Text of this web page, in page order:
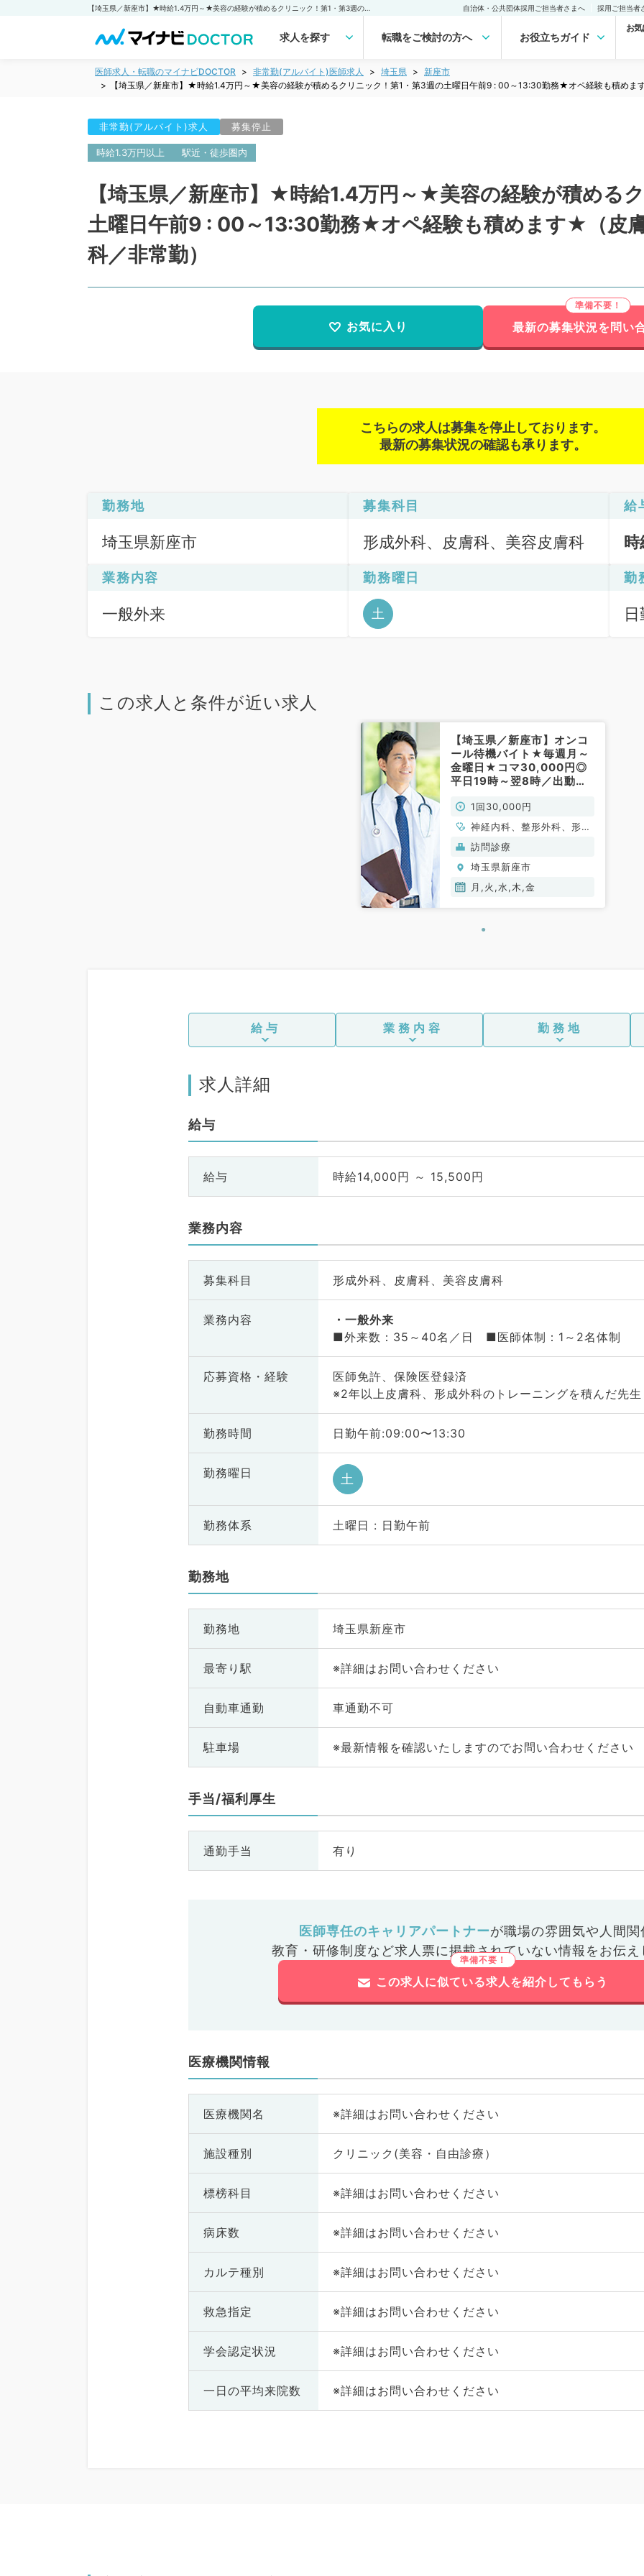
自治体・公共団体採用ご担当者さまへ 採用ご担当者
求人を探す 転職をご検討の方へ お役立ちガイド
お
医師求人・転職のマイナビDOCTOR 非常勤(アルバイト)医師求人 埼玉県
新座市
【埼玉県／新座市】★時給1.4万円～★美容の経験が積めるクリニック！第1・第3週の土曜日午前9 : 00～13:30勤務★オペ経験も積めま
非常勤(アルバイト)求人 募集停止
時給1.3万円以上 駅近・徒歩圏内
【埼玉県／新座市】★時給1.4万円～★美容の経験が積める
土曜日午前9 : 00～13:30勤務★オペ経験も積めます★（皮
科／非常勤）
お気に入り 最新の募集状況を問い
こちらの求人は募集を停止しております。
最新の募集状況の確認も承ります。
勤務地
埼玉県新座市
募集科目
形成外科、皮膚科、美容皮膚科
給
業務内容
一般外来
勤務曜日
土
勤
この求人と条件が近い求人
【埼玉県／新座市】オンコ
ール待機バイト★毎週月～
金曜日★コマ30,000円◎
平日19時～翌8時／出動手
非常勤）
1回30,000円
神経内科、整形外科、形成
外科、脳神経外科、呼吸器
外科、心臓血管外科、泌尿
器科、一般内科、循環器内
科、呼吸器内科、消化器内
科、外科系全般、一般外
訪問診療
埼玉県新座市
月,火,水,木,金
給与 業務内容 勤務地
求人詳細
給与
給与 時給14,000円 ～ 15,500円
業務内容
募集科目 形成外科、皮膚科、美容皮膚科
業務内容
一般外来
■外来数：35～40名／日 ■医師体制：1～2名体制
応募資格・ 経験
医師免許、保険医登録済
※2年以上皮膚科、形成外科のトレーニングを積んだ先生
勤務時間 日勤午前:09:00〜13:30
勤務曜日 土
勤務体系 土曜日 : 日勤午前
勤務地
勤務地 埼玉県新座市
最寄り駅 ※詳細はお問い合わせください
自動車通勤 車通勤不可
駐車場 ※最新情報を確認いたしますのでお問い合わせください
手当/福利厚生
通勤手当 有り
医師専任のキャリアパートナーが職場の雰囲気や人間関
教育・研修制度など求人票に掲載されていない情報をお伝え
この求人に似ている求人を紹介してもらう
医療機関情報
医療機関名 ※詳細はお問い合わせください
施設種別 クリニック(美容・自由診療）
標榜科目 ※詳細はお問い合わせください
病床数 ※詳細はお問い合わせください
カルテ種別 ※詳細はお問い合わせください
救急指定 ※詳細はお問い合わせください
学会認定状況 ※詳細はお問い合わせください
一日の平均来院数 ※詳細はお問い合わせください